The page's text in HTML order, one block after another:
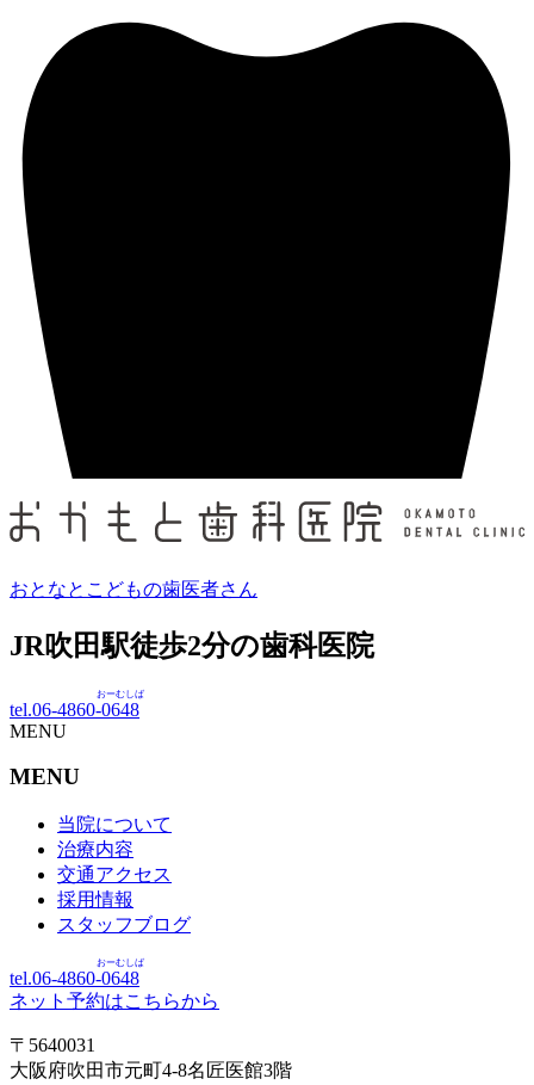
おとなとこどもの歯医者さん
JR吹田駅徒歩2分の歯科医院
tel.06-4860-0648
おーむしば
MENU
MENU
当院について
治療内容
交通アクセス
採用情報
スタッフブログ
tel.06-4860-0648
おーむしば
ネット予約はこちらから
〒5640031
大阪府吹田市元町4-8名匠医館3階